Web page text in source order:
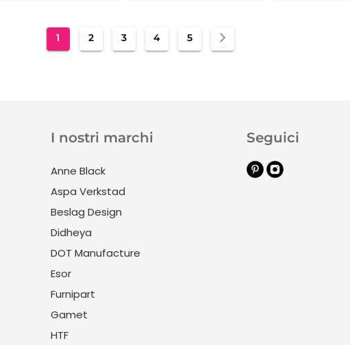
Pagina
Attualmente stai leggendo la pagina
1 Pagina
2 Pagina
3 Pagina
4 Pagina
5
I nostri marchi
Anne Black
Aspa Verkstad
Beslag Design
Didheya
DOT Manufacture
Esor
Furnipart
Gamet
HTF
Seguici